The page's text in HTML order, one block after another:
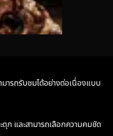
ารถรับชมได้อย่างต่อเนื่องแบบ
ก และสามารถเลือกความคมชัด